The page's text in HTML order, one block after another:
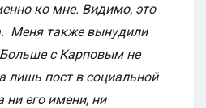
ко мне. Видимо, это
Меня также вынудили
с Карповым не
лишь пост в социальной
ни его имени, ни